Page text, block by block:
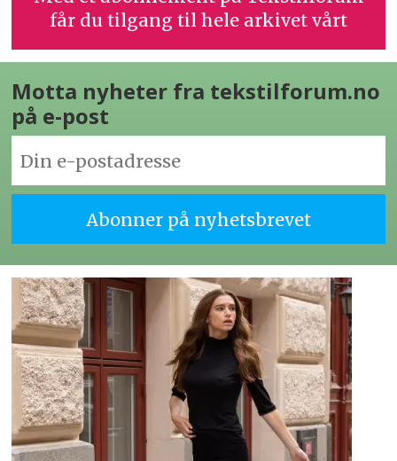
får du tilgang til hele arkivet vårt
Motta nyheter fra tekstilforum.no
på e-post